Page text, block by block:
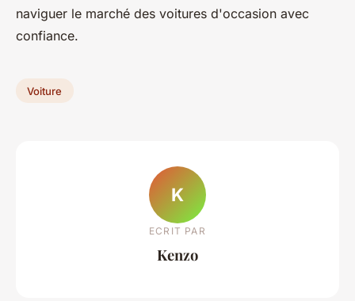
naviguer le marché des voitures d'occasion avec
confiance.
Voiture
K
ECRIT PAR
Kenzo